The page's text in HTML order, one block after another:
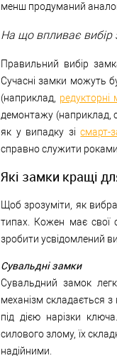
менш продуманий
На що впливає вибір
Правильний вибір
Сучасні замки можуть
(наприклад, редукторні
демонтажу (наприклад,
як у випадку зісмарт-
справно служити
Які замки кращі
Щоб зрозуміти, як
типах. Кожен має свої
зробити усвідомлений
Сувальдні замки
Сувальдний замок
механізм складається
під дією нарізки
силового злому, їх
надійними.